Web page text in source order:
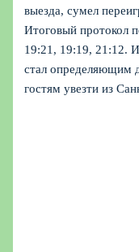
выезда, сумел
Итоговый протокол
19:21, 19:19, 21:12.
стал определяющим
гостям увезти из